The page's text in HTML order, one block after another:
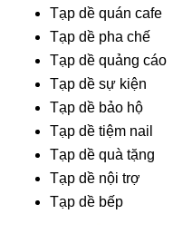
Tạp dề quán cafe
Tạp dề pha chế
Tạp dề quảng cáo
Tạp dề sự kiện
Tạp dề bảo hộ
Tạp dề tiệm nail
Tạp dề quà tặng
Tạp dề nội trợ
Tạp dề bếp